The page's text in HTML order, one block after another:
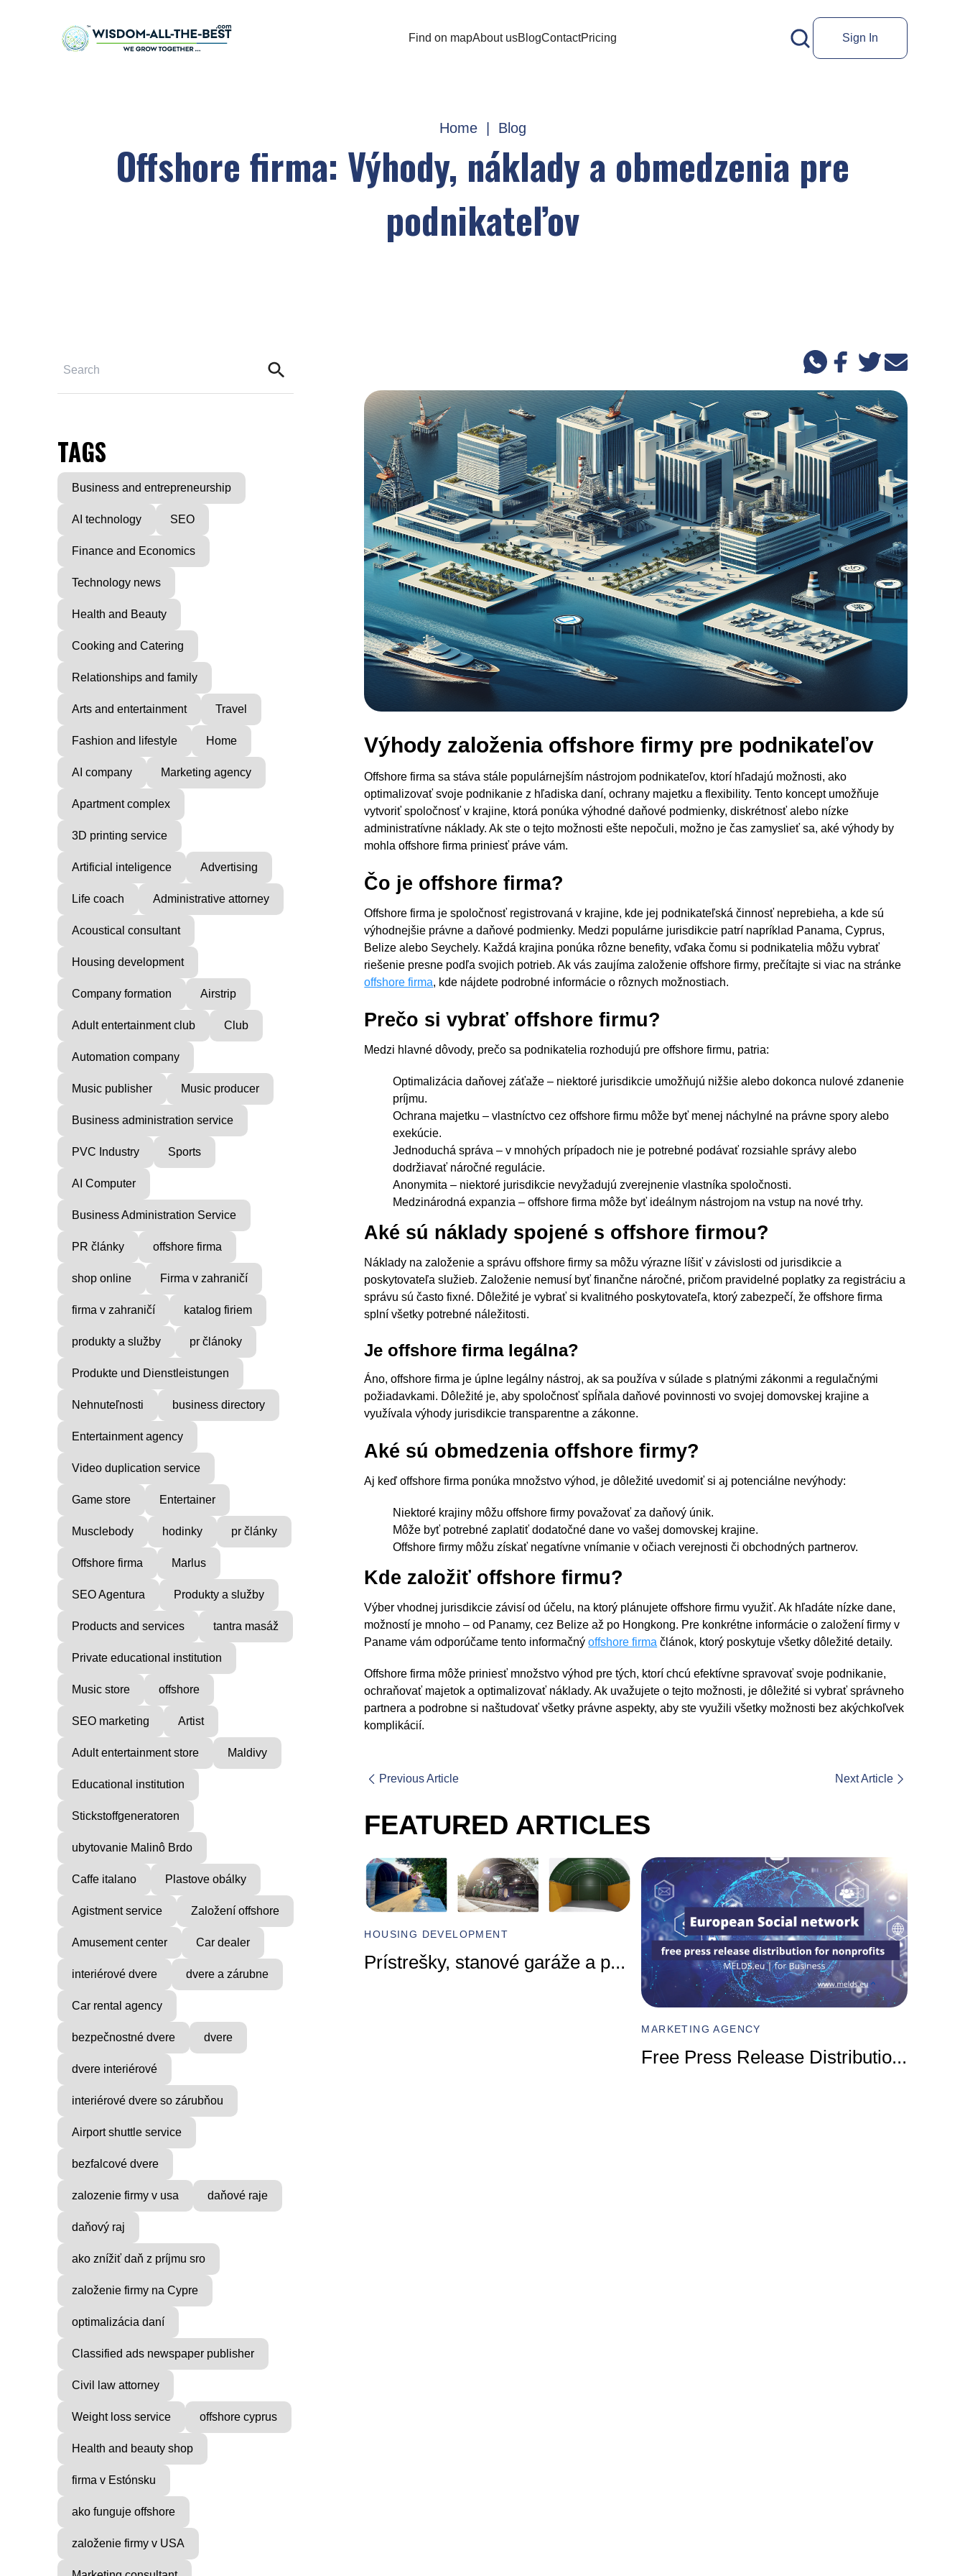
Find on mapAbout usBlogContactPricing Sign In
Home| Blog
Offshore firma: Výhody, náklady a obmedzenia pre
podnikateľov
TAGS
Business and entrepreneurship
AI technology SEO
Finance and Economics
Technology news
Health and Beauty
Cooking and Catering
Relationships and family
Arts and entertainment Travel
Fashion and lifestyle Home
AI company Marketing agency
Apartment complex
3D printing service
Artificial inteligence Advertising
Life coach Administrative attorney
Acoustical consultant
Housing development
Company formation Airstrip
Adult entertainment club Club
Automation company
Music publisher Music producer
Business administration service
PVC Industry Sports
AI Computer
Business Administration Service
PR články offshore firma
shop online Firma v zahraničí
firma v zahraničí katalog firiem
produkty a služby pr článoky
Produkte und Dienstleistungen
Nehnuteľnosti business directory
Entertainment agency
Video duplication service
Game store Entertainer
Musclebody hodinky pr články
Offshore firma Marlus
SEO Agentura Produkty a služby
Products and services tantra masáž
Private educational institution
Music store offshore
SEO marketing Artist
Adult entertainment store Maldivy
Educational institution
Stickstoffgeneratoren
ubytovanie Malinô Brdo
Caffe italano Plastove obálky
Agistment service Založení offshore
Amusement center Car dealer
interiérové dvere dvere a zárubne
Car rental agency
bezpečnostné dvere dvere
dvere interiérové
interiérové dvere so zárubňou
Airport shuttle service
bezfalcové dvere
zalozenie firmy v usa daňové raje
daňový raj
ako znížiť daň z príjmu sro
založenie firmy na Cypre
optimalizácia daní
Classified ads newspaper publisher
Civil law attorney
Weight loss service offshore cyprus
Health and beauty shop
firma v Estónsku
ako funguje offshore
založenie firmy v USA
Výhody založenia offshore firmy pre podnikateľov
Offshore firma sa stáva stále populárnejším nástrojom podnikateľov, ktorí hľadajú možnosti, ako
optimalizovať svoje podnikanie z hľadiska daní, ochrany majetku a flexibility. Tento koncept umožňuje
vytvoriť spoločnosť v krajine, ktorá ponúka výhodné daňové podmienky, diskrétnosť alebo nízke
administratívne náklady. Ak ste o tejto možnosti ešte nepočuli, možno je čas zamyslieť sa, aké výhody by
mohla offshore firma priniesť práve vám.
Čo je offshore firma?
Offshore firma je spoločnosť registrovaná v krajine, kde jej podnikateľská činnosť neprebieha, a kde sú
výhodnejšie právne a daňové podmienky. Medzi populárne jurisdikcie patrí napríklad Panama, Cyprus,
Belize alebo Seychely. Každá krajina ponúka rôzne benefity, vďaka čomu si podnikatelia môžu vybrať
riešenie presne podľa svojich potrieb. Ak vás zaujíma založenie offshore firmy, prečítajte si viac na stránke
offshore firma, kde nájdete podrobné informácie o rôznych možnostiach.
Prečo si vybrať offshore firmu?
Medzi hlavné dôvody, prečo sa podnikatelia rozhodujú pre offshore firmu, patria:
Optimalizácia daňovej záťaže – niektoré jurisdikcie umožňujú nižšie alebo dokonca nulové zdanenie
príjmu.
Ochrana majetku – vlastníctvo cez offshore firmu môže byť menej náchylné na právne spory alebo
exekúcie.
Jednoduchá správa – v mnohých prípadoch nie je potrebné podávať rozsiahle správy alebo
dodržiavať náročné regulácie.
Anonymita – niektoré jurisdikcie nevyžadujú zverejnenie vlastníka spoločnosti.
Medzinárodná expanzia – offshore firma môže byť ideálnym nástrojom na vstup na nové trhy.
Aké sú náklady spojené s offshore firmou?
Náklady na založenie a správu offshore firmy sa môžu výrazne líšiť v závislosti od jurisdikcie a
poskytovateľa služieb. Založenie nemusí byť finančne náročné, pričom pravidelné poplatky za registráciu a
správu sú často fixné. Dôležité je vybrať si kvalitného poskytovateľa, ktorý zabezpečí, že offshore firma
splní všetky potrebné náležitosti.
Je offshore firma legálna?
Áno, offshore firma je úplne legálny nástroj, ak sa používa v súlade s platnými zákonmi a regulačnými
požiadavkami. Dôležité je, aby spoločnosť spĺňala daňové povinnosti vo svojej domovskej krajine a
využívala výhody jurisdikcie transparentne a zákonne.
Aké sú obmedzenia offshore firmy?
Aj keď offshore firma ponúka množstvo výhod, je dôležité uvedomiť si aj potenciálne nevýhody:
Niektoré krajiny môžu offshore firmy považovať za daňový únik.
Môže byť potrebné zaplatiť dodatočné dane vo vašej domovskej krajine.
Offshore firmy môžu získať negatívne vnímanie v očiach verejnosti či obchodných partnerov.
Kde založiť offshore firmu?
Výber vhodnej jurisdikcie závisí od účelu, na ktorý plánujete offshore firmu využiť. Ak hľadáte nízke dane,
možností je mnoho – od Panamy, cez Belize až po Hongkong. Pre konkrétne informácie o založení firmy v
Paname vám odporúčame tento informačnýoffshore firma článok, ktorý poskytuje všetky dôležité detaily.
Offshore firma môže priniesť množstvo výhod pre tých, ktorí chcú efektívne spravovať svoje podnikanie,
ochraňovať majetok a optimalizovať náklady. Ak uvažujete o tejto možnosti, je dôležité si vybrať správneho
partnera a podrobne si naštudovať všetky právne aspekty, aby ste využili všetky možnosti bez akýchkoľvek
komplikácií.
Previous Article Next Article
FEATURED ARTICLES
MUSIC PRODUCER
Find Inner Peace with Raul
Cie...
HOUSING DEVELOPMENT
Prístrešky, stanové garáže a p...
MARKETING AGENCY
Free Press Release Distributio...